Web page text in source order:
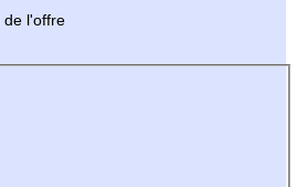
de l'offre